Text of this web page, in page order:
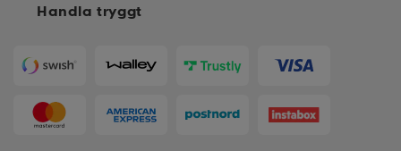
Handla tryggt